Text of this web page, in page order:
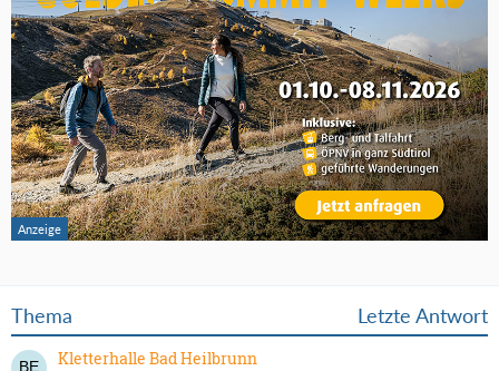
Thema Letzte Antwort
Kletterhalle Bad Heilbrunn